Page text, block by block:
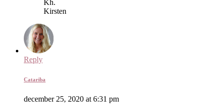
Kh.
Kirsten
Reply
Catariba
december 25, 2020 at 6:31 pm